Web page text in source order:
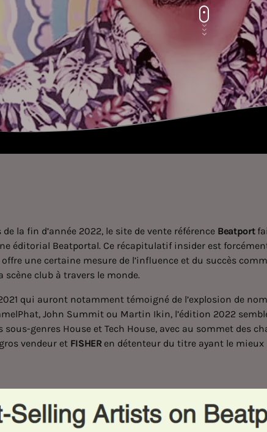
la fin d’année 2022, le site de vente référence Beatport
éditorial Beatportal. Ce récapitulatif insider est
une certaine mesure de l’influence et du succès
club à travers le monde.
qui auront notamment témoigné de l’explosion de
John Summit ou Martin Ikin, l’édition 2022
genres House et Tech House, avec au sommet des
vendeur et FISHER en détenteur du titre ayant le mieux